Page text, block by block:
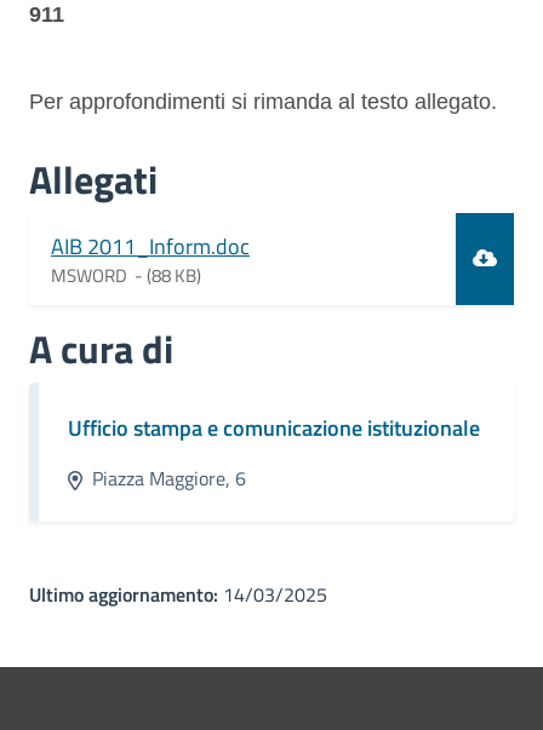
911
Per approfondimenti si rimanda al testo allegato.
Allegati
AIB 2011_Inform.doc
MSWORD -(88 KB)
A cura di
Ufficio stampa e comunicazione istituzionale
Piazza Maggiore, 6
Ultimo aggiornamento: 14/03/2025